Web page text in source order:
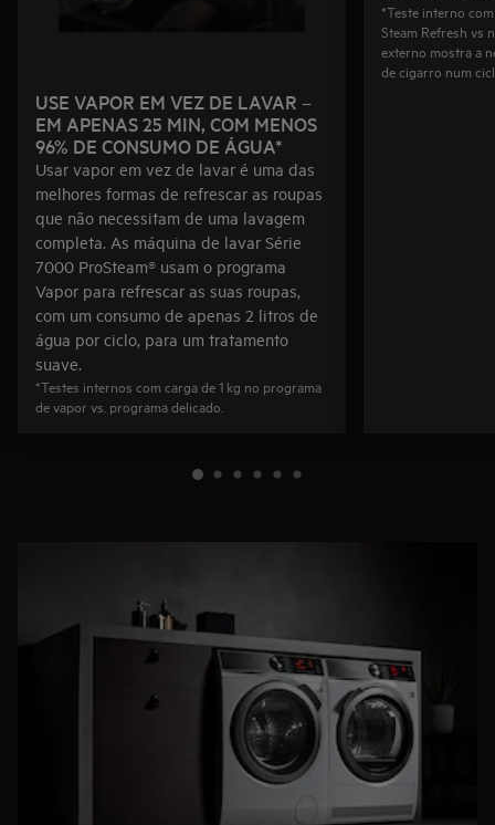
USE VAPOR EM VEZ DE LAVAR –
EM APENAS 25 MIN, COM MENOS
96% DE CONSUMO DE ÁGUA*
Usar vapor em vez de lavar é uma das
melhores formas de refrescar as roupas
que não necessitam de uma lavagem
completa. As máquina de lavar Série
7000 ProSteam® usam o programa
Vapor para refrescar as suas roupas,
com um consumo de apenas 2 litros de
água por ciclo, para um tratamento
suave.
*Testes internos com carga de 1 kg no programa
de vapor vs. programa delicado.
*Teste interno
Steam Refresh vs
externo mostra a
de cigarro num